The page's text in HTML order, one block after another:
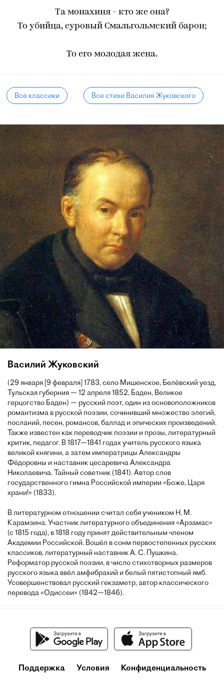
Та монахиня - кто же она?
То убийца, суровый Смальгольмский барон;
То его молодая жена.
Все классики Все стихи Василия Жуковского
Василий Жуковский
(29 января [9 февраля] 1783, село Мишенское, Белёвский уезд,
Тульская губерния — 12 апреля 1852, Баден, Великое
герцогство Баден) — русский поэт, один из основоположников
романтизма в русской поэзии, сочинивший множество элегий,
посланий, песен, романсов, баллад и эпических произведений.
Также известен как переводчик поэзии и прозы, литературный
критик, педагог. В 1817—1841 годах учитель русского языка
великой княгини, а затем императрицы Александры
Фёдоровны и наставник цесаревича Александра
Николаевича. Тайный советник (1841). Автор слов
государственного гимна Российской империи «Боже, Царя
храни!» (1833).
В литературном отношении считал себя учеником Н. М.
Карамзина. Участник литературного объединения «Арзамас»
(с 1815 года), в 1818 году принят действительным членом
Академии Российской. Вошёл в сонм первостепенных русских
классиков, литературный наставник А. С. Пушкина.
Реформатор русской поэзии, в число стихотворных размеров
русского языка ввёл амфибрахий и белый пятистопный ямб.
Усовершенствовал русский гекзаметр, автор классического
перевода «Одиссеи» (1842—1846).
Поддержка Условия Конфиденциальность